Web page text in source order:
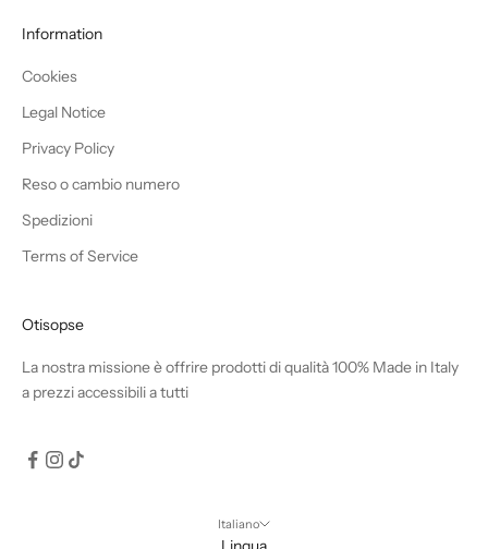
Information
Cookies
Legal Notice
Privacy Policy
Reso o cambio numero
Spedizioni
Terms of Service
Otisopse
La nostra missione è offrire prodotti di qualità 100% Made in Italy
a prezzi accessibili a tutti
Italiano